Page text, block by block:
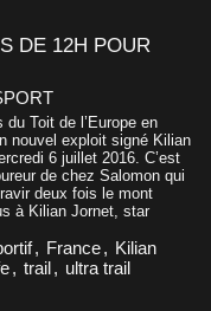
DE 12H POUR
Toit de l’Europe en
nouvel exploit signé Kilian
6 juillet 2016. C’est
de chez Salomon qui
deux fois le mont
à Kilian Jornet, star
, France, Kilian
, trail, ultra trail